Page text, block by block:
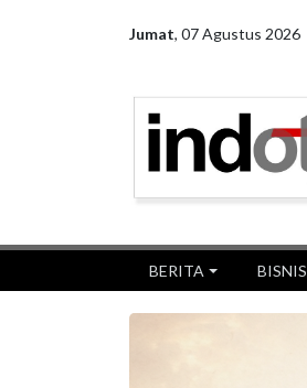
Jumat, 07 Agustus 2026
BERITA BISNIS